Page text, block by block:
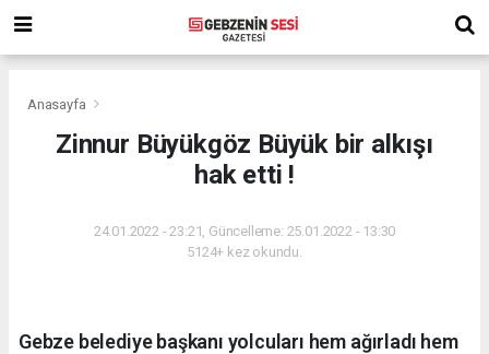
Anasayfa
Zinnur Büyükgöz Büyük bir alkışı
hak etti !
24.01.2022 - 23:21, Güncelleme: 25.01.2022 - 13:30
5124+ kez okundu.
Gebze belediye başkanı yolcuları hem ağırladı hem